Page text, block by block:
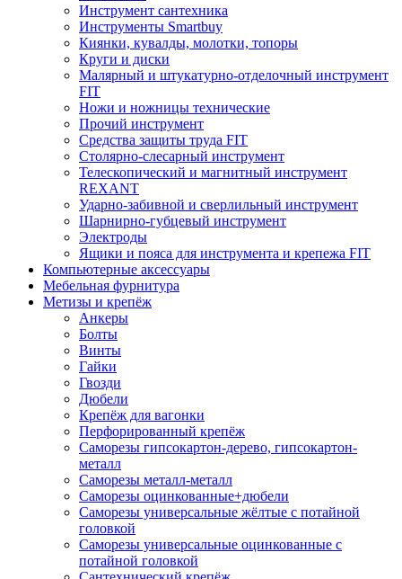
Инструмент сантехника
Инструменты Smartbuy
Киянки, кувалды, молотки, топоры
Круги и диски
Малярный и штукатурно-отделочный инструмент
FIT
Ножи и ножницы технические
Прочий инструмент
Средства защиты труда FIT
Столярно-слесарный инструмент
Телескопический и магнитный инструмент
REXANT
Ударно-забивной и сверлильный инструмент
Шарнирно-губцевый инструмент
Электроды
Ящики и пояса для инструмента и крепежа FIT
Компьютерные аксессуары
Мебельная фурнитура
Метизы и крепёж
Анкеры
Болты
Винты
Гайки
Гвозди
Дюбели
Крепёж для вагонки
Перфорированный крепёж
Саморезы гипсокартон-дерево, гипсокартон-
металл
Саморезы металл-металл
Саморезы оцинкованные+дюбели
Саморезы универсальные жёлтые с потайной
головкой
Саморезы универсальные оцинкованные с
потайной головкой